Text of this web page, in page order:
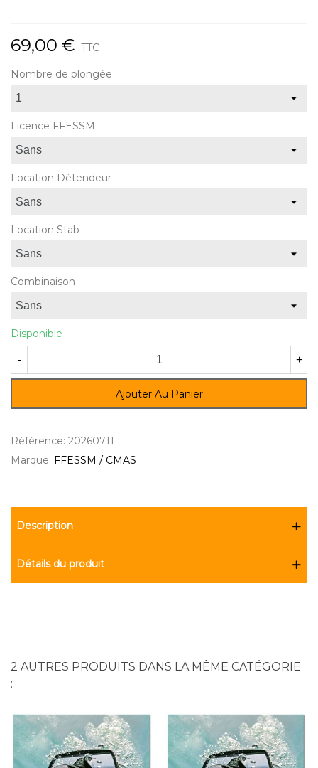
69,00 € TTC
Nombre de plongée
Licence FFESSM
Location Détendeur
Location Stab
Combinaison
Disponible
- +
Ajouter Au Panier
Référence: 20260711
Marque: FFESSM / CMAS
Description
Détails du produit
2 AUTRES PRODUITS DANS LA MÊME CATÉGORIE
: